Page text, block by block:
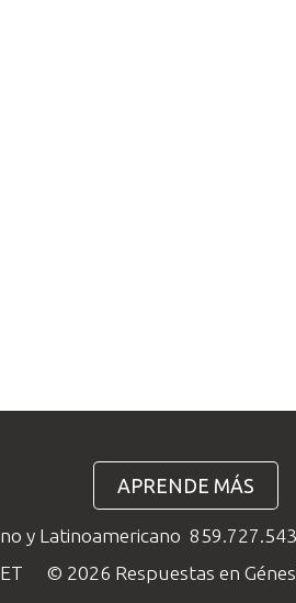
APRENDE MÁS
y Latinoamericano
© 2026 Respuestas en